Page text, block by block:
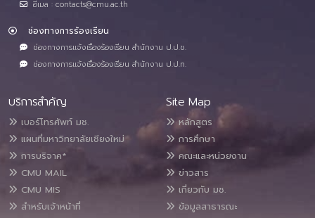
อีเมล : contacts@cmu.ac.th
ช่องทางการร้องเรียน
ช่องทางการแจ้งเรื่องร้องเรียน สำนักงาน ป.ป.ช.
ช่องทางการแจ้งเรื่องร้องเรียน สำนักงาน ป.ป.ท.
บริการสำคัญ
เบอร์โทรศัพท์ มช.
แผนที่มหาวิทยาลัยเชียงใหม่
การบริจาค*
CMU MAIL
CMU MIS
สำหรับเจ้าหน้าที่
Site Map
หลักสูตร
การศึกษา
คณะและหน่วยงาน
ข่าวสาร
เกี่ยวกับ มช.
ข้อมูลสาธารณะ